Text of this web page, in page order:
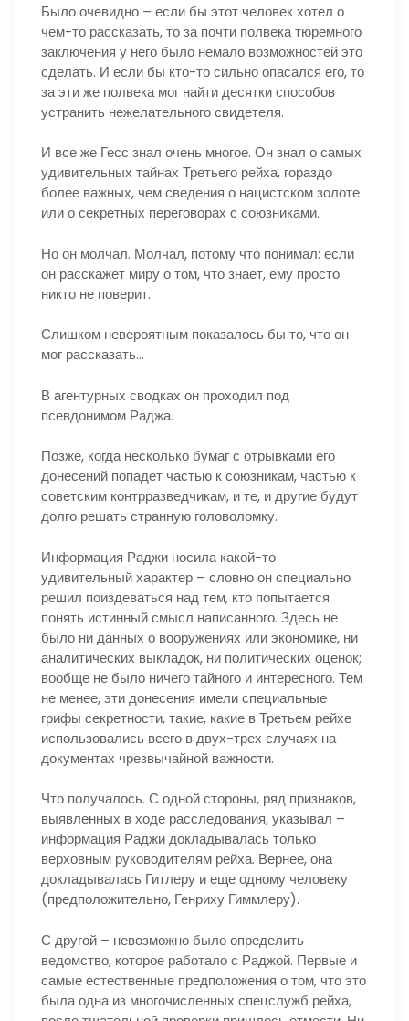
Было очевидно – если бы этот человек хотел о
чем-то рассказать, то за почти полвека тюремного
заключения у него было немало возможностей это
сделать. И если бы кто-то сильно опасался его, то
за эти же полвека мог найти десятки способов
устранить нежелательного свидетеля.
И все же Гесс знал очень многое. Он знал о самых
удивительных тайнах Третьего рейха, гораздо
более важных, чем сведения о нацистском золоте
или о секретных переговорах с союзниками.
Но он молчал. Молчал, потому что понимал: если
он расскажет миру о том, что знает, ему просто
никто не поверит.
Слишком невероятным показалось бы то, что он
мог рассказать…
В агентурных сводках он проходил под
псевдонимом Раджа.
Позже, когда несколько бумаг с отрывками его
донесений попадет частью к союзникам, частью к
советским контрразведчикам, и те, и другие будут
долго решать странную головоломку.
Информация Раджи носила какой-то
удивительный характер – словно он специально
решил поиздеваться над тем, кто попытается
понять истинный смысл написанного. Здесь не
было ни данных о вооружениях или экономике, ни
аналитических выкладок, ни политических оценок;
вообще не было ничего тайного и интересного. Тем
не менее, эти донесения имели специальные
грифы секретности, такие, какие в Третьем рейхе
использовались всего в двух-трех случаях на
документах чрезвычайной важности.
Что получалось. С одной стороны, ряд признаков,
выявленных в ходе расследования, указывал –
информация Раджи докладывалась только
верховным руководителям рейха. Вернее, она
докладывалась Гитлеру и еще одному человеку
(предположительно, Генриху Гиммлеру).
С другой – невозможно было определить
ведомство, которое работало с Раджой. Первые и
самые естественные предположения о том, что это
была одна из многочисленных спецслужб рейха,